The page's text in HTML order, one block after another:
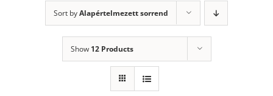
Sort byAlapértelmezett sorrend
Show 12 Products